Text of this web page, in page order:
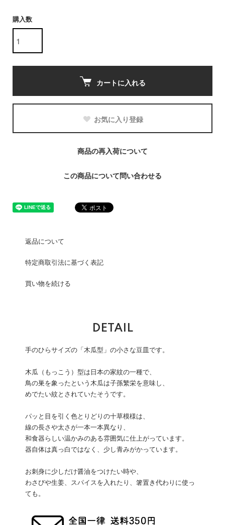
購入数
カートに入れる
お気に入り登録
商品の再入荷について
この商品について問い合わせる
返品について
特定商取引法に基づく表記
買い物を続ける
DETAIL
手のひらサイズの「木瓜型」の小さな豆皿です。
木瓜（もっこう）型は日本の家紋の一種で、
鳥の巣を象ったという木瓜は子孫繁栄を意味し、
めでたい紋とされていたそうです。
パッと目を引く色とりどりの十草模様は、
線の長さや太さが一本一本異なり、
和食器らしい温かみのある雰囲気に仕上がっています。
器自体は真っ白ではなく、少し青みがかっています。
お刺身に少しだけ醤油をつけたい時や、
わさびや生姜、スパイスを入れたり、箸置き代わりに使っ
ても。